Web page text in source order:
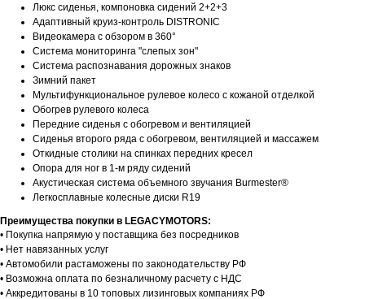
Люкс сиденья, компоновка сидений 2+2+3
Адаптивный круиз-контроль DISTRONIC
Видеокамера с обзором в 360°
Система мониторинга "слепых зон"
Система распознавания дорожных знаков
Зимний пакет
Мультифункциональное рулевое колесо с кожаной отделкой
Обогрев рулевого колеса
Передние сиденья с обогревом и вентиляцией
Сиденья второго ряда с обогревом, вентиляцией и массажем
Откидные столики на спинках передних кресел
Опора для ног в 1-м ряду сидений
Акустическая система объемного звучания Burmester®
Легкосплавные колесные диски R19
Преимущества покупки в LEGACYMOTORS:
• Покупка напрямую у поставщика без посредников
• Нет навязанных услуг
• Автомобили растаможены по законодательству РФ
• Возможна оплата по безналичному расчету с НДС
• Аккредитованы в 10 топовых лизинговых компаниях РФ